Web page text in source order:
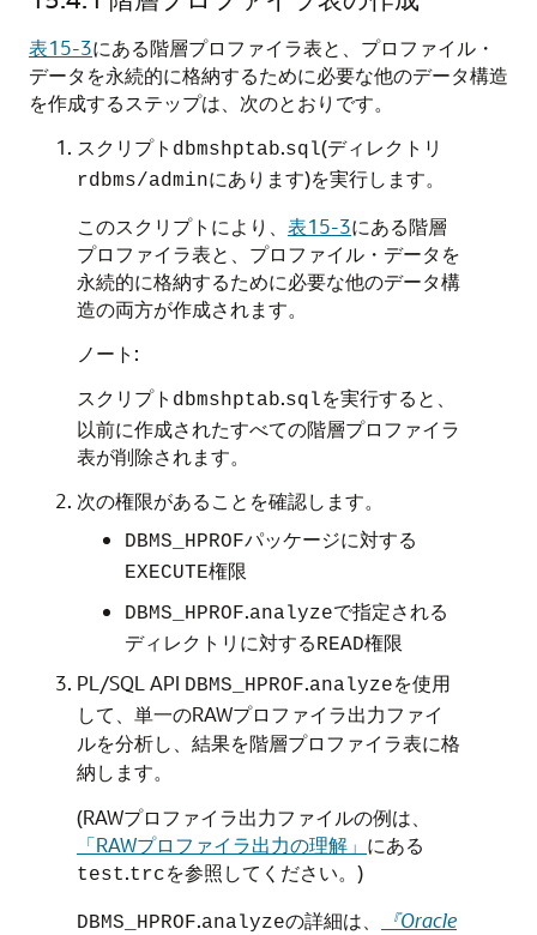
表15-3にある階層プロファイラ表と、プロファイル・
データを永続的に格納するために必要な他のデータ構造
を作成するステップは、次のとおりです。
スクリプト dbmshptab.sql(ディレクトリ
rdbms/adminにあります)を実行します。
このスクリプトにより、 表15-3にある階層
プロファイラ表と、プロファイル・データを
永続的に格納するために必要な他のデータ構
造の両方が作成されます。
ノート:
スクリプト dbmshptab.sqlを実行すると、
以前に作成されたすべての階層プロファイラ
表が削除されます。
次の権限があることを確認します。
DBMS_HPROFパッケージに対する
EXECUTE権限
DBMS_HPROF.analyzeで指定される
ディレクトリに対するREAD権限
PL/SQL API DBMS_HPROF.analyzeを使用
して、単一のRAWプロファイラ出力ファイ
ルを分析し、結果を階層プロファイラ表に格
納します。
(RAWプロファイラ出力ファイルの例は、
「RAWプロファイラ出力の理解」 にある
test.trcを参照してください。)
DBMS_HPROF.analyzeの詳細は、
『Oracle